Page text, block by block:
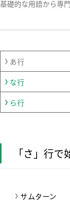
基礎的な用語から専
あ行
な行
ら行
「さ」行
サムターン